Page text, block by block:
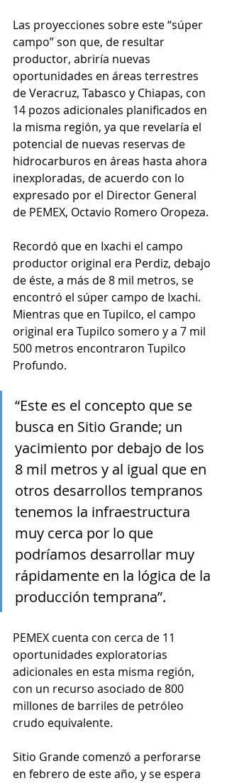
Las proyecciones sobre este “súper
campo” son que, de resultar
productor, abriría nuevas
oportunidades en áreas terrestres
de Veracruz, Tabasco y Chiapas, con
14 pozos adicionales planificados en
la misma región, ya que revelaría el
potencial de nuevas reservas de
hidrocarburos en áreas hasta ahora
inexploradas, de acuerdo con lo
expresado por el Director General
de PEMEX, Octavio Romero Oropeza.
Recordó que en Ixachi el campo
productor original era Perdiz, debajo
de éste, a más de 8 mil metros, se
encontró el súper campo de Ixachi.
Mientras que en Tupilco, el campo
original era Tupilco somero y a 7 mil
500 metros encontraron Tupilco
Profundo.
“Este es el concepto que se
busca en Sitio Grande; un
yacimiento por debajo de los
8 mil metros y al igual que en
otros desarrollos tempranos
tenemos la infraestructura
muy cerca por lo que
podríamos desarrollar muy
rápidamente en la lógica de la
producción temprana”.
PEMEX cuenta con cerca de 11
oportunidades exploratorias
adicionales en esta misma región,
con un recurso asociado de 800
millones de barriles de petróleo
crudo equivalente.
Sitio Grande comenzó a perforarse
en febrero de este año, y se espera